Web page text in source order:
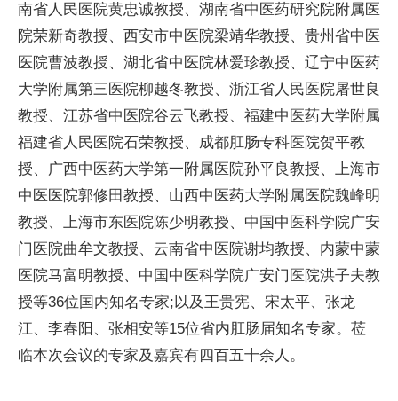
南省人民医院黄忠诚教授、湖南省中医药研究院附属医
院荣新奇教授、西安市中医院梁靖华教授、贵州省中医
医院曹波教授、湖北省中医院林爱珍教授、辽宁中医药
大学附属第三医院柳越冬教授、浙江省人民医院屠世良
教授、江苏省中医院谷云飞教授、福建中医药大学附属
福建省人民医院石荣教授、成都肛肠专科医院贺平教
授、广西中医药大学第一附属医院孙平良教授、上海市
中医医院郭修田教授、山西中医药大学附属医院魏峰明
教授、上海市东医院陈少明教授、中国中医科学院广安
门医院曲牟文教授、云南省中医院谢均教授、内蒙中蒙
医院马富明教授、中国中医科学院广安门医院洪子夫教
授等36位国内知名专家;以及王贵宪、宋太平、张龙
江、李春阳、张相安等15位省内肛肠届知名专家。莅
临本次会议的专家及嘉宾有四百五十余人。